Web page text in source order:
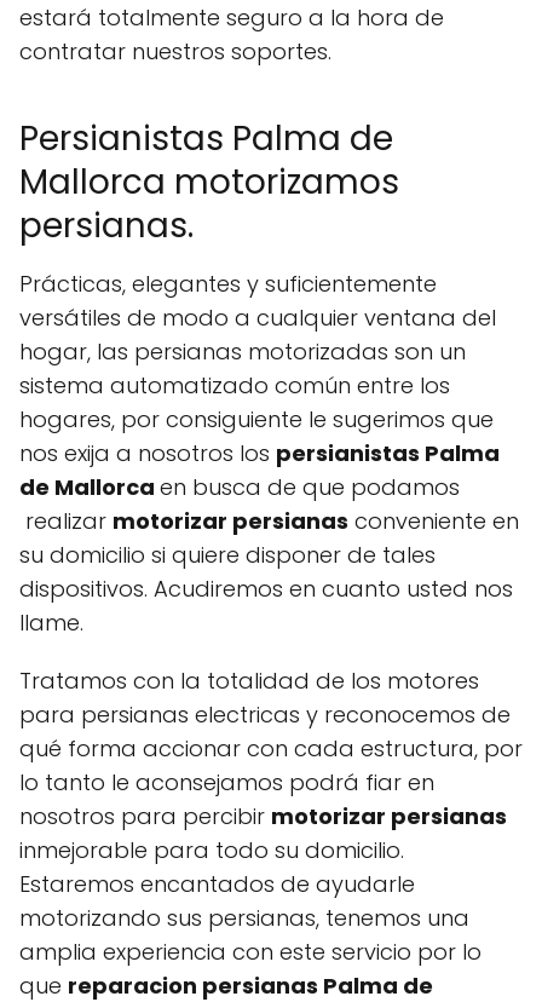
estará totalmente seguro a la hora de
contratar nuestros soportes.
Persianistas Palma de
Mallorca motorizamos
persianas.
Prácticas, elegantes y suficientemente
versátiles de modo a cualquier ventana del
hogar, las persianas motorizadas son un
sistema automatizado común entre los
hogares, por consiguiente le sugerimos que
nos exija a nosotros los persianistas Palma
de Mallorca en busca de que podamos
realizar motorizar persianas conveniente en
su domicilio si quiere disponer de tales
dispositivos. Acudiremos en cuanto usted nos
llame.
Tratamos con la totalidad de los motores
para persianas electricas y reconocemos de
qué forma accionar con cada estructura, por
lo tanto le aconsejamos podrá fiar en
nosotros para percibir motorizar persianas
inmejorable para todo su domicilio.
Estaremos encantados de ayudarle
motorizando sus persianas, tenemos una
amplia experiencia con este servicio por lo
que reparacion persianas Palma de